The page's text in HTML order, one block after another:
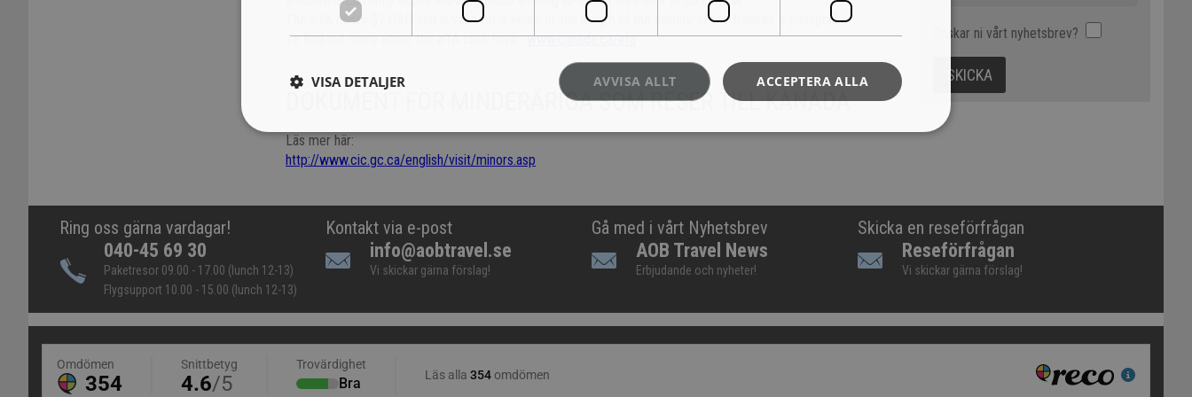
The eTA costs $7 CAD and is valid for 5 years or the length of the validity of the traveler`s passport.
To find out more about the eTA click here :www.canada.ca/eta
DOKUMENT FÖR MINDERÅRIGA SOM RESER TILL KANADA
Läs mer här:
http://www.cic.gc.ca/english/visit/minors.asp
Önskar ni vårt nyhetsbrev?
Ring oss gärna vardagar!
040-45 69 30
Paketresor 09.00 - 17.00 (lunch 12-13)
Flygsupport 10.00 - 15.00 (lunch 12-13)
Kontakt via e-post
info@aobtravel.se
Vi skickar gärna förslag!
Gå med i vårt Nyhetsbrev
AOB Travel News
Erbjudande och nyheter!
Skicka en reseförfrågan
Reseförfrågan
Vi skickar gärna förslag!
ACCEPTERA ALLA
AVVISA ALLT
VISA DETALJER